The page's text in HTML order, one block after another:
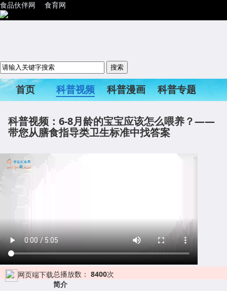
食品伙伴网 食育网
首页 科普视频 科普漫画
科普专题
科普视频：6-8月龄的宝宝应该怎么喂养？——
带您从膳食指导类卫生标准中找答案
网页端下载总播放数： 8400次
简介